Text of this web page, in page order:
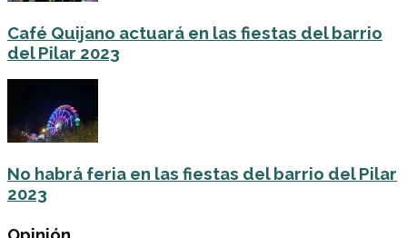
Café Quijano actuará en las fiestas del barrio
del Pilar 2023
No habrá feria en las fiestas del barrio del Pilar
2023